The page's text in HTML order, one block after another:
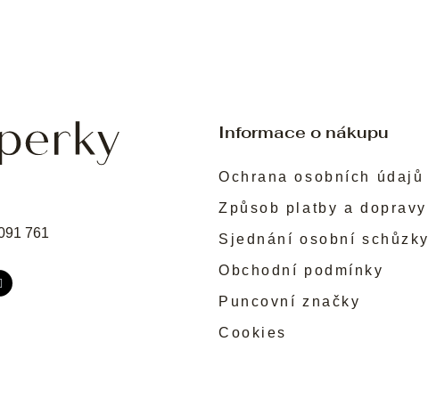
Informace o nákupu
Ochrana osobních údajů
Způsob platby a dopravy
Sjednání osobní schůzky
Obchodní podmínky
Puncovní značky
Cookies
761